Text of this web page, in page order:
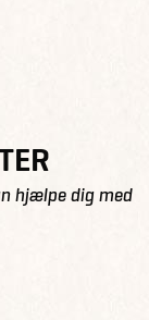
hjælpe dig med